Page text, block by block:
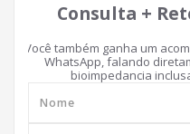
Consulta +
Você também ganha um
WhatsApp, falando
bioimpedancia